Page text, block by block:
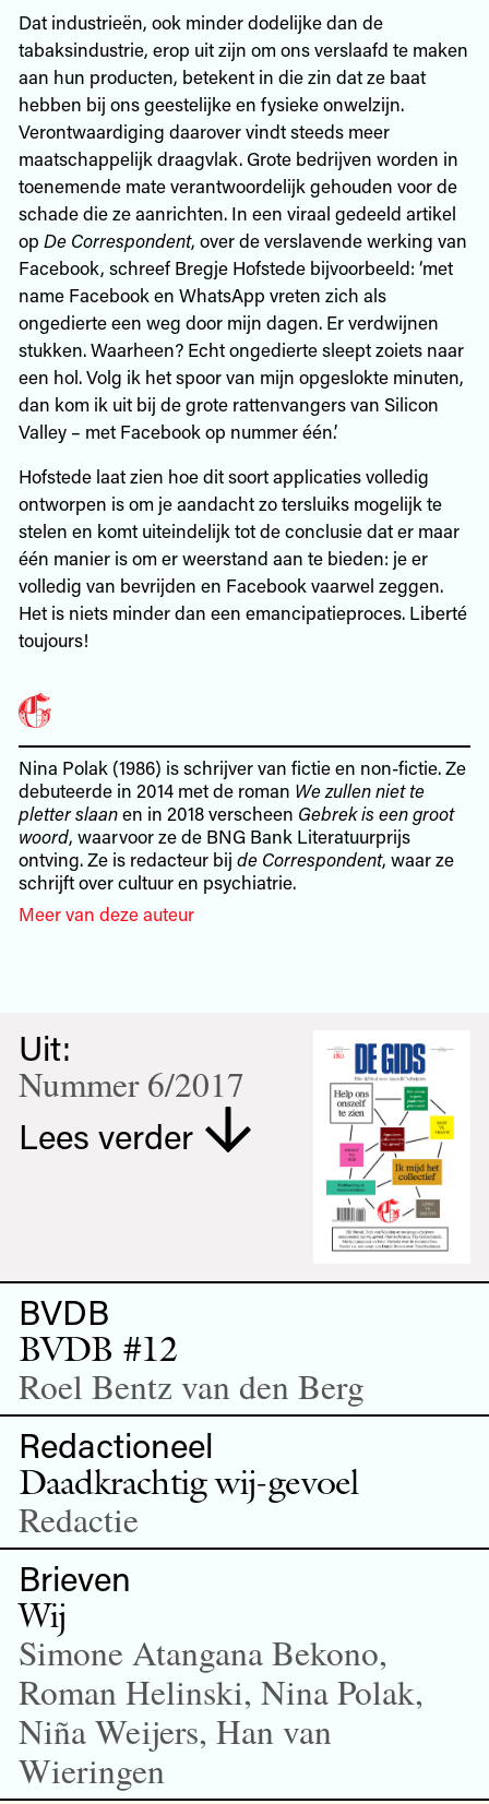
Dat industrieën, ook minder dodelijke dan de
tabaksindustrie, erop uit zijn om ons verslaafd te maken
aan hun producten, betekent in die zin dat ze baat
hebben bij ons geestelijke en fysieke onwelzijn.
Verontwaardiging daarover vindt steeds meer
maatschappelijk draagvlak. Grote bedrijven worden in
toenemende mate verantwoordelijk gehouden voor de
schade die ze aanrichten. In een viraal gedeeld artikel
op De Correspondent, over de verslavende werking van
Facebook, schreef Bregje Hofstede bijvoorbeeld: ‘met
name Facebook en WhatsApp vreten zich als
ongedierte een weg door mijn dagen. Er verdwijnen
stukken. Waarheen? Echt ongedierte sleept zoiets naar
een hol. Volg ik het spoor van mijn opgeslokte minuten,
dan kom ik uit bij de grote rattenvangers van Silicon
Valley – met Facebook op nummer één.’
Hofstede laat zien hoe dit soort applicaties volledig
ontworpen is om je aandacht zo tersluiks mogelijk te
stelen en komt uiteindelijk tot de conclusie dat er maar
één manier is om er weerstand aan te bieden: je er
volledig van bevrijden en Facebook vaarwel zeggen.
Het is niets minder dan een emancipatieproces. Liberté
toujours!
Nina Polak (1986) is schrijver van fictie en non-fictie. Ze
debuteerde in 2014 met de roman We zullen niet te
pletter slaanen in 2018 verscheen Gebrek is een groot
woord, waarvoor ze de BNG Bank Literatuurprijs
ontving. Ze is redacteur bij de Correspondent, waar ze
schrijft over cultuur en psychiatrie.
Meer van deze auteur
Uit:
Nummer 6/2017
Lees verder
BVDB
BVDB #12
Roel Bentz van den Berg
Redactioneel
Daadkrachtig wij-gevoel
Redactie
Brieven
Wij
Simone Atangana Bekono,
Roman Helinski, Nina Polak,
Niña Weijers, Han van
Wieringen